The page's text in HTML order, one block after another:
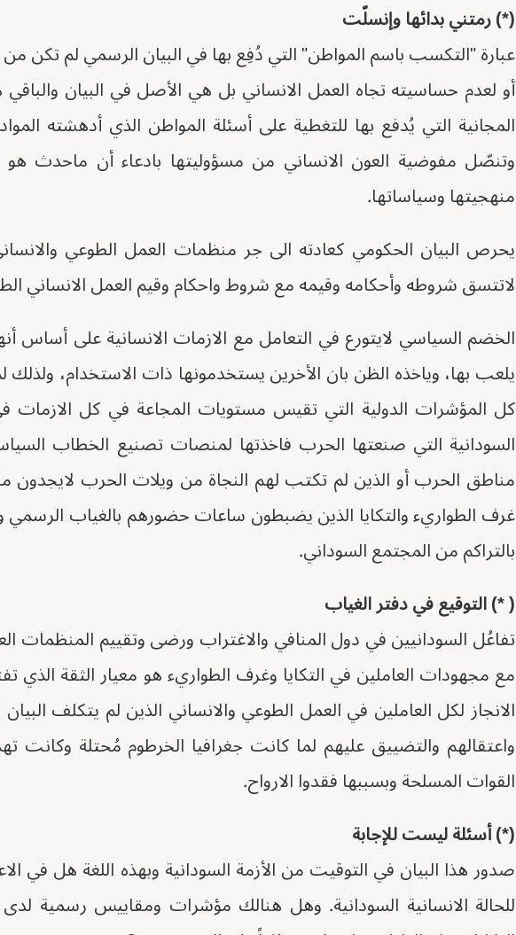
(*) رمتني بدائها وإنسلّت
عبارة "التكسب باسم المواطن" التي دُفِع بها في البيان الرسمي لم تكن من
أو لعدم حساسيته تجاه العمل الانساني بل هي الأصل في البيان
المجانية التي يُدفع بها للتغطية على أسئلة المواطن الذي أدهشته
وتنصّل مفوضية العون الانساني من مسؤوليتها بادعاء أن ماحدث
منهجيتها وسياساتها.
يحرص البيان الحكومي كعادته الى جر منظمات العمل الطوعي
لاتتسق شروطه وأحكامه وقيمه مع شروط واحكام وقيم العمل الانساني
الخضم السياسي لايتورع في التعامل مع الازمات الانسانية على أساس
يلعب بها، وياخذه الظن بان الأخرين يستخدمونها ذات الاستخدام،
كل المؤشرات الدولية التي تقيس مستويات المجاعة في كل الازمات في
السودانية التي صنعتها الحرب فاخذتها لمنصات تصنيع الخطاب
مناطق الحرب أو الذين لم تكتب لهم النجاة من ويلات الحرب
غرف الطواريء والتكايا الذين يضبطون ساعات حضورهم بالغياب الرسمي
بالتراكم من المجتمع السوداني.
( *) التوقيع في دفتر الغياب
تفاعُل السودانيين في دول المنافي والاغتراب ورضى وتقييم المنظمات
مع مجهودات العاملين في التكايا وغرف الطواريء هو معيار الثقة الذي
الانجاز لكل العاملين في العمل الطوعي والانساني الذين لم يتكلف
واعتقالهم والتضييق عليهم لما كانت جغرافيا الخرطوم مُحتلة وكانت
القوات المسلحة وبسببها فقدوا الارواح.
(*) أسئلة ليست للإجابة
صدور هذا البيان في التوقيت من الأزمة السودانية وبهذه اللغة هل في
للحالة الانسانية السودانية. وهل هنالك مؤشرات ومقاييس رسمية